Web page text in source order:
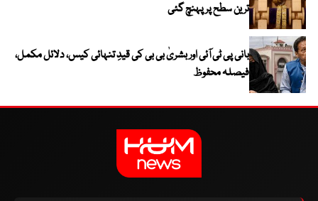
ترین سطح پر پہنچ گئی
بانی پی ٹی آئی اور بشریٰ بی بی کی قیدِ تنہائی کیس، دلائل مکمل،
فیصلہ محفوظ